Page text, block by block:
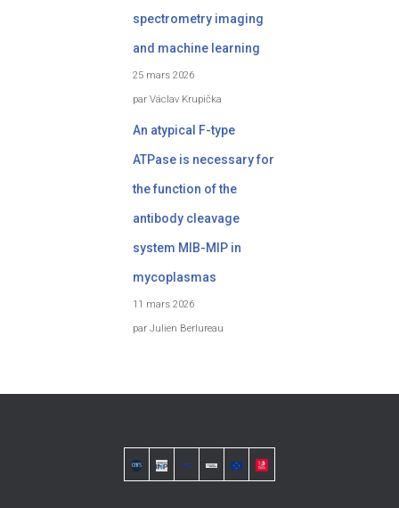
spectrometry imaging
and machine learning
25 mars 2026
par Václav Krupička
An atypical F-type
ATPase is necessary for
the function of the
antibody cleavage
system MIB-MIP in
mycoplasmas
11 mars 2026
par Julien Berlureau